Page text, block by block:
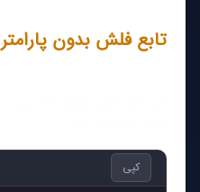
تابع فلش بدون پارامتر
کپی